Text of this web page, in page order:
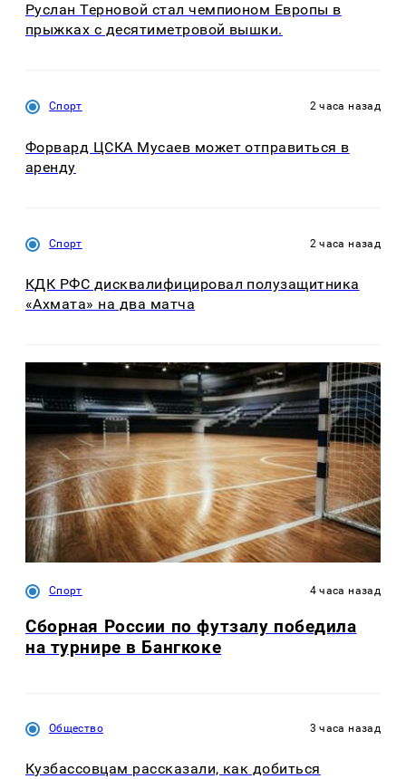
Руслан Терновой стал чемпионом Европы в
прыжках с десятиметровой вышки.
Спорт 2 часа назад
Форвард ЦСКА Мусаев может отправиться в
аренду
Спорт 2 часа назад
КДК РФС дисквалифицировал полузащитника
«Ахмата» на два матча
Спорт 4 часа назад
Сборная России по футзалу победила
на турнире в Бангкоке
Общество 3 часа назад
Кузбассовцам рассказали, как добиться